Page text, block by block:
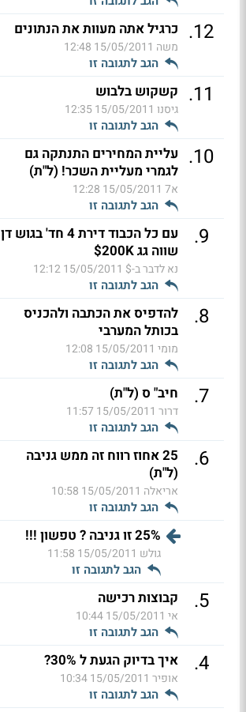
12
. כרגיל אתה מעוות את הנתונים
משה 15/05/2011 12:48
הגב לתגובה זו
11
. קשקוש בלבוש
גיסנו 15/05/2011 12:35
הגב לתגובה זו
10
. עליית המחירים התנתקה גם
לגמרי מעליית השכר! (ל"ת)
א7 15/05/2011 12:28
הגב לתגובה זו
9
.
עם כל הכבוד דירת 4 חד' בגוש דן
שווה גג 200K$
נא לדבר ב-$ 15/05/2011 12:12
הגב לתגובה זו
8
.
להדפיס את הכתבה ולהכניס
בכותל המערבי
מומי 15/05/2011 12:08
הגב לתגובה זו
7
. חיב" ס (ל"ת)
דרור 15/05/2011 11:57
הגב לתגובה זו
6
.
25 אחוז רווח זה ממש גניבה
(ל"ת)
אריאלה 15/05/2011 10:58
הגב לתגובה זו
25% זו גניבה ? טפשון !!!
גולש 15/05/2011 11:58
הגב לתגובה זו
5
. קבוצות רכישה
אי 15/05/2011 10:44
הגב לתגובה זו
4
. איך בדיוק הגעת ל 30%?
אופיר 15/05/2011 10:34
הגב לתגובה זו